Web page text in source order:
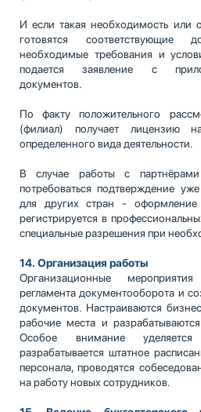
И если такая необходимость или
готовятся соответствующие
необходимые требования и
подается заявление с
документов.
По факту положительного
(филиал) получает лицензию
определенного вида деятельности.
В случае работы с
потребоваться подтверждение
для других стран -
регистрируется в
специальные разрешения при
14. Организация работы
Организационные
регламента документооборота и
документов. Настраиваются
рабочие места и
Особое внимание
разрабатывается штатное
персонала, проводятся
на работу новых сотрудников.